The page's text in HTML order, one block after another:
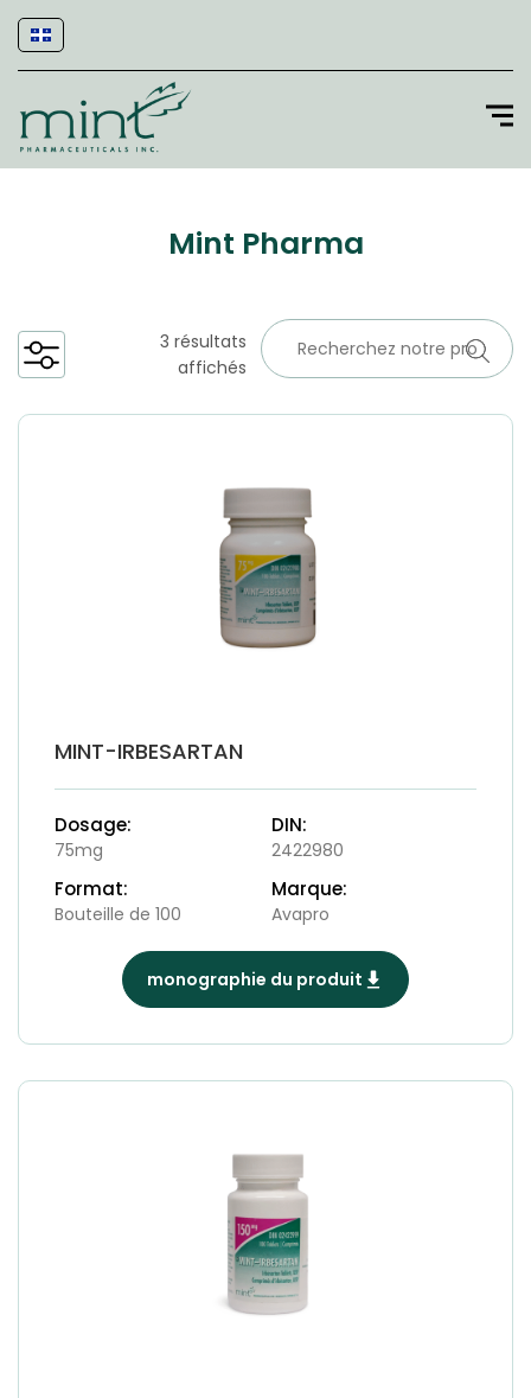
Mint Pharma
3 résultats
affichés
MINT-IRBESARTAN
Dosage:
75mg
DIN:
2422980
Format:
Bouteille de 100
Marque:
Avapro
monographie du produit